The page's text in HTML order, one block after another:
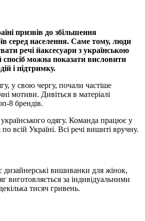
призвів до збільшення
серед населення. Саме тому, люди
речі йаксесуари з українською
можна показати висловити
і підтримку.
у свою чергу, почали частіше
мотиви. Дивіться в матеріалі
8 брендів.
одягу. Команда працює у
всій Україні. Всі речі вишиті вручну.
дизайнерські вишиванки для жінок,
виготовляється за індивідуальними
тисяч гривень.